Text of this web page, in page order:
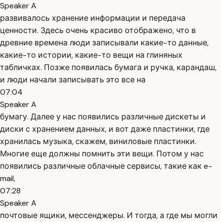
Speaker A
развивалось хранение информации и передача
ценности. Здесь очень красиво отображено, что в
древние времена люди записывали какие-то данные,
какие-то истории, какие-то вещи на глиняных
табличках. Позже появилась бумага и ручка, карандаш,
и люди начали записывать это все на
07:04
Speaker A
бумагу. Далее у нас появились различные дискеты и
диски с хранением данных, и вот даже пластинки, где
хранилась музыка, скажем, виниловые пластинки.
Многие еще должны помнить эти вещи. Потом у нас
появились различные облачные сервисы, такие как e-
mail,
07:28
Speaker A
почтовые ящики, мессенджеры. И тогда, а где мы могли